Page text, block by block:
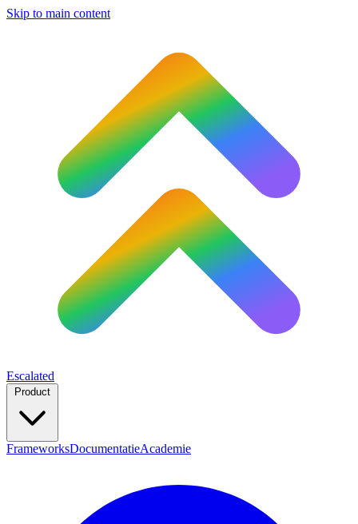
Skip to main content
Escalated
FrameworksDocumentatieAcademie